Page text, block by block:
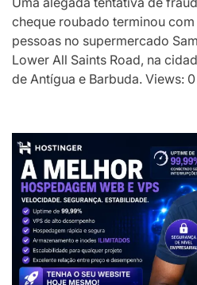
cheque roubado terminou
pessoas no supermercado
Lower All Saints Road, na
de Antígua e Barbuda. Views: 0